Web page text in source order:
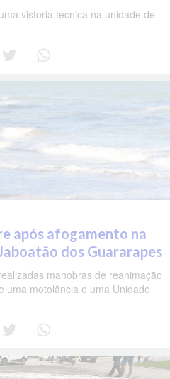
vistoria técnica na unidade de
após afogamento na
dos Guararapes
manobras de reanimação
uma motolância e uma Unidade